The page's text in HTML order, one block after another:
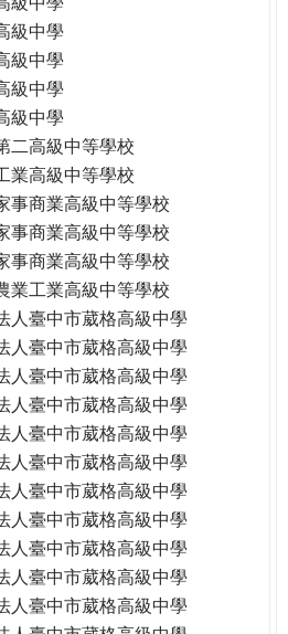
級中學
級中學
級中學
級中學
二高級中等學校
業高級中等學校
事商業高級中等學校
事商業高級中等學校
事商業高級中等學校
業工業高級中等學校
人臺中市葳格高級中學
人臺中市葳格高級中學
人臺中市葳格高級中學
人臺中市葳格高級中學
人臺中市葳格高級中學
人臺中市葳格高級中學
人臺中市葳格高級中學
人臺中市葳格高級中學
人臺中市葳格高級中學
人臺中市葳格高級中學
人臺中市葳格高級中學